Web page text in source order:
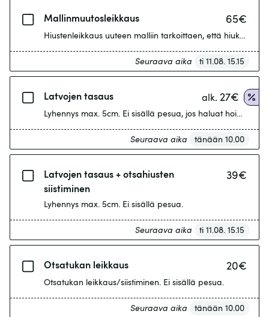
Mallinmuutosleikkaus 65€
Hiustenleikkaus uuteen malliin tarkoittaen, että hiuksiin
Seuraava aika ti 11.08. 15.15
Latvojen tasaus alk. 27€
Lyhennys max. 5cm. Ei sisällä pesua, jos haluat hoidon
Seuraava aika tänään 10.00
Latvojen tasaus + otsahiusten
siistiminen
39€
Lyhennys max. 5cm. Ei sisällä pesua.
Seuraava aika ti 11.08. 15.15
Otsatukan leikkaus 20€
Otsatukan leikkaus/siistiminen. Ei sisällä pesua.
Seuraava aika tänään 10.00